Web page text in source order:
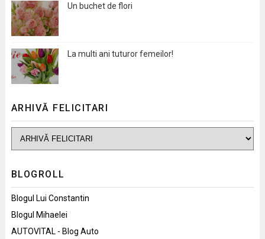
Un buchet de flori
La multi ani tuturor femeilor!
ARHIVĂ FELICITARI
BLOGROLL
Blogul Lui Constantin
Blogul Mihaelei
AUTOVITAL - Blog Auto